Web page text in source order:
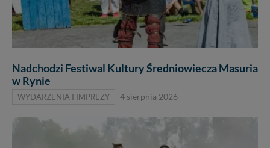
Nadchodzi Festiwal Kultury Średniowiecza Masuria
w Rynie
WYDARZENIA I IMPREZY 4 sierpnia 2026